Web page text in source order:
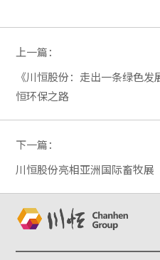
上一篇：
《川恒股份：走出一条绿色
恒环保之路
下一篇：
川恒股份亮相亚洲国际畜牧展